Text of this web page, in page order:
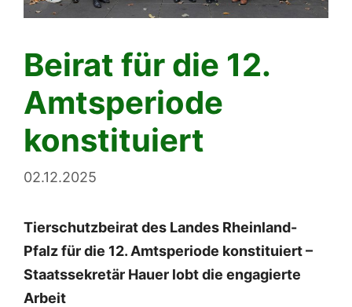
Beirat für die 12.
Amtsperiode
konstituiert
02.12.2025
Tierschutzbeirat des Landes Rheinland-
Pfalz für die 12. Amtsperiode konstituiert –
Staatssekretär Hauer lobt die engagierte
Arbeit